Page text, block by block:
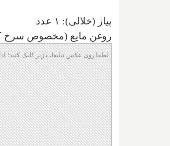
پیاز (خلالی): ۱ عدد
روغن مایع (مخصوص سرخ
لطفا روی عکس تبلیغات زیر کلیک کنید؛